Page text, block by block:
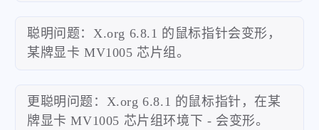
聪明问题：X.org 6.8.1 的鼠标指针会变形，
某牌显卡 MV1005 芯片组。
更聪明问题：X.org 6.8.1 的鼠标指针，在某
牌显卡 MV1005 芯片组环境下 - 会变形。